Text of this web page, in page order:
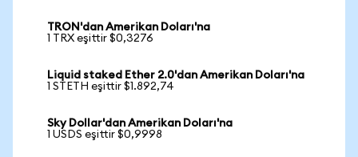
TRON'dan Amerikan Doları'na
1 TRX eşittir $0,3276
Liquid staked Ether 2.0'dan Amerikan Doları'na
1 STETH eşittir $1.892,74
Sky Dollar'dan Amerikan Doları'na
1 USDS eşittir $0,9998